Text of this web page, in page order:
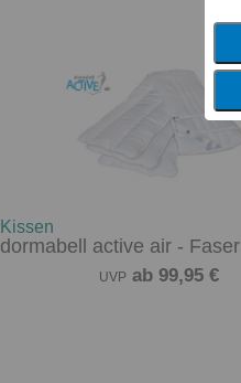
Kissen
dormabell active air - Faser
UVP ab 99,95 €